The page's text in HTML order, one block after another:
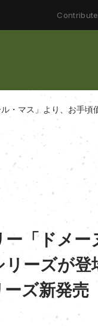
・マス」より、お手
ー「ドメ
ーズが登
ズ新発売